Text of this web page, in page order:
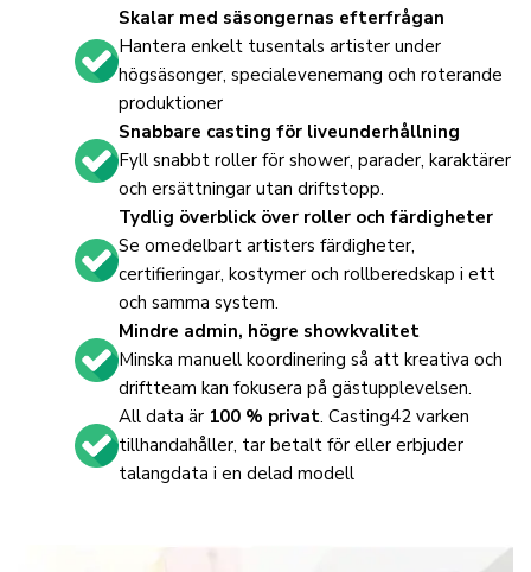
Skalar med säsongernas efterfrågan
Hantera enkelt tusentals artister under
högsäsonger, specialevenemang och roterande
produktioner
Snabbare casting för liveunderhållning
Fyll snabbt roller för shower, parader, karaktärer
och ersättningar utan driftstopp.
Tydlig överblick över roller och färdigheter
Se omedelbart artisters färdigheter,
certifieringar, kostymer och rollberedskap i ett
och samma system.
Mindre admin, högre showkvalitet
Minska manuell koordinering så att kreativa och
driftteam kan fokusera på gästupplevelsen.
All data är 100 % privat. Casting42 varken
tillhandahåller, tar betalt för eller erbjuder
talangdata i en delad modell